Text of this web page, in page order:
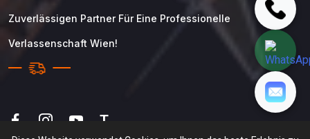
Zuverlässigen Partner Für Eine Professionelle
Verlassenschaft Wien!
T